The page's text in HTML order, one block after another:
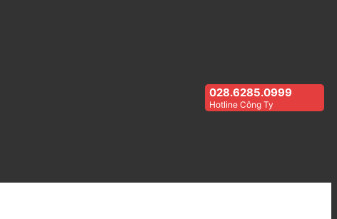
028.6285.0999
Hotline Công Ty